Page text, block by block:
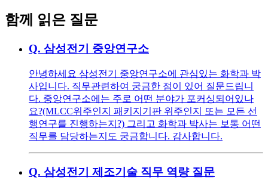
함께 읽은 질문
Q. 삼성전기 중앙연구소
안녕하세요 삼성전기 중앙연구소에 관심있는 화학과 박
사입니다. 직무관련하여 궁금한 점이 있어 질문드립니
다. 중앙연구소에는 주로 어떤 분야가 포커싱되어있나
요?(MLCC위주인지 패키지기판 위주인지 또는 모든 선
행연구를 진행하는지?) 그리고 화학과 박사는 보통 어떤
직무를 담당하는지도 궁금합니다. 감사합니다.
Q. 삼성전기 제조기술 직무 역량 질문